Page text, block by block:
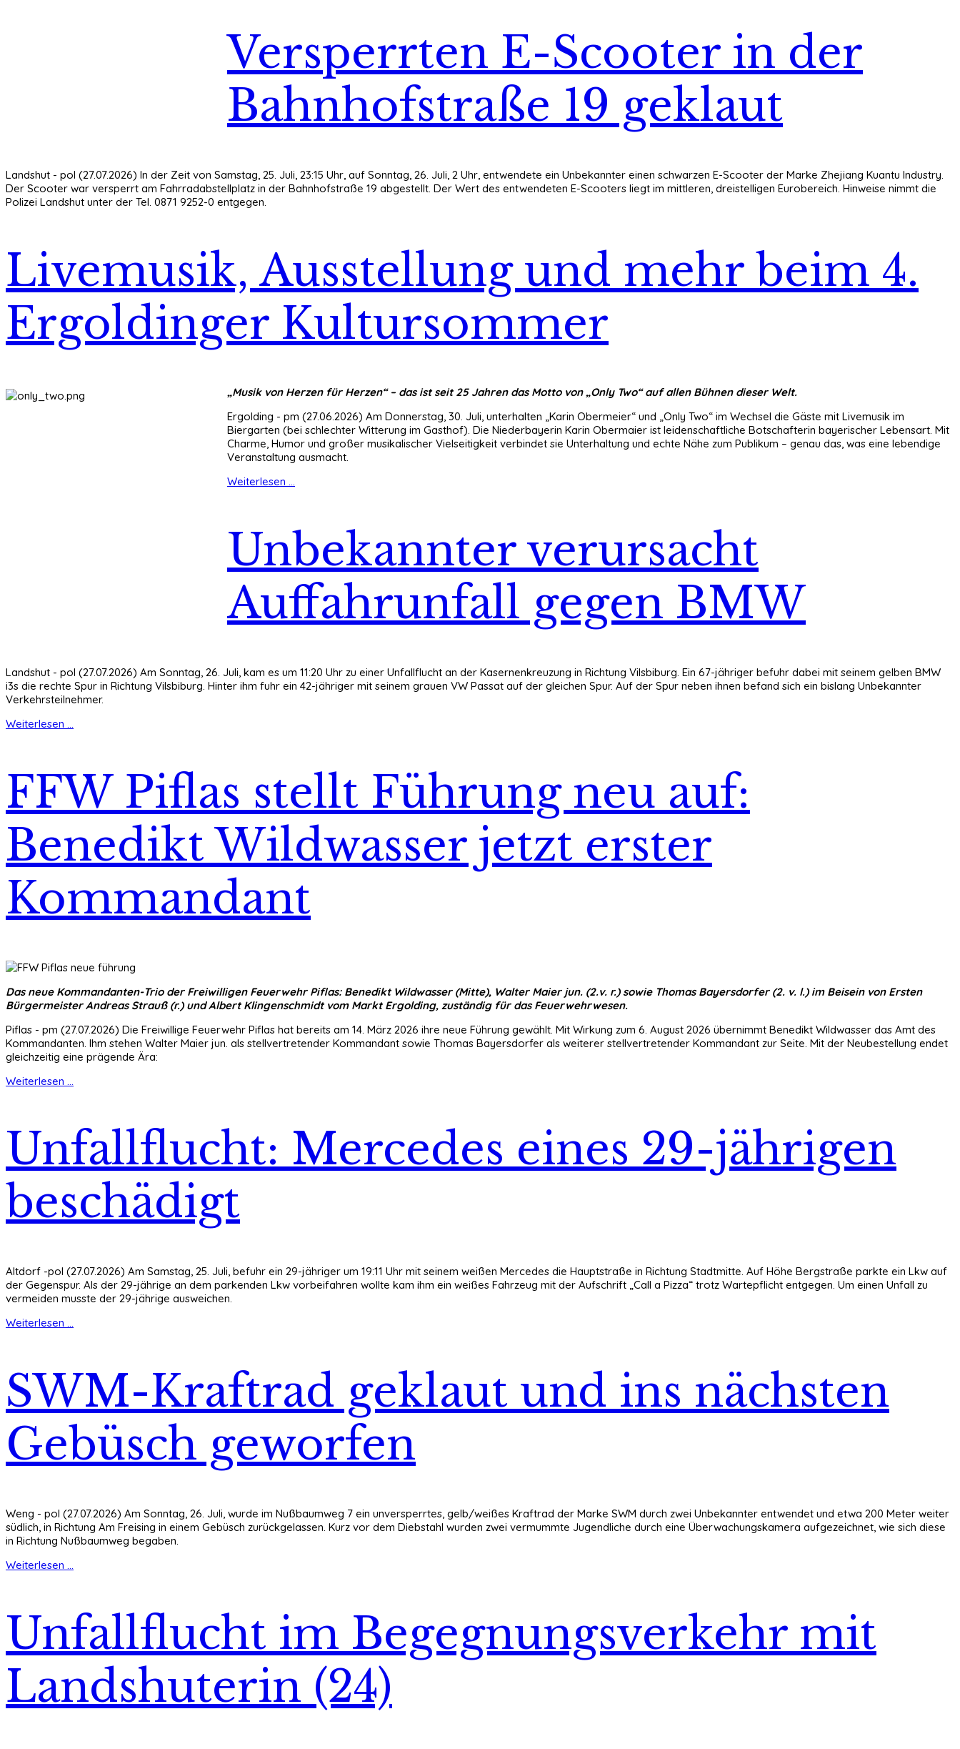
Versperrten E-Scooter in der
Bahnhofstraße 19 geklaut
Landshut - pol (27.07.2026) In der Zeit von Samstag, 25. Juli, 23:15 Uhr, auf Sonntag, 26. Juli, 2 Uhr, entwendete ein Unbekannter einen schwarzen E-Scooter der Marke Zhejiang Kuantu Industry.
Der Scooter war versperrt am Fahrradabstellplatz in der Bahnhofstraße 19 abgestellt. Der Wert des entwendeten E-Scooters liegt im mittleren, dreistelligen Eurobereich. Hinweise nimmt die
Polizei Landshut unter der Tel. 0871 9252-0 entgegen.
Livemusik, Ausstellung und mehr beim 4.
Ergoldinger Kultursommer
„Musik von Herzen für Herzen“ – das ist seit 25 Jahren das Motto von „Only Two“ auf allen Bühnen dieser Welt.
Ergolding - pm (27.06.2026) Am Donnerstag, 30. Juli, unterhalten „Karin Obermeier“ und „Only Two“ im Wechsel die Gäste mit Livemusik im
Biergarten (bei schlechter Witterung im Gasthof). Die Niederbayerin Karin Obermaier ist leidenschaftliche Botschafterin bayerischer Lebensart. Mit
Charme, Humor und großer musikalischer Vielseitigkeit verbindet sie Unterhaltung und echte Nähe zum Publikum – genau das, was eine lebendige
Veranstaltung ausmacht.
Weiterlesen ...
Unbekannter verursacht
Auffahrunfall gegen BMW
Landshut - pol (27.07.2026) Am Sonntag, 26. Juli, kam es um 11:20 Uhr zu einer Unfallflucht an der Kasernenkreuzung in Richtung Vilsbiburg. Ein 67-jähriger befuhr dabei mit seinem gelben BMW
i3s die rechte Spur in Richtung Vilsbiburg. Hinter ihm fuhr ein 42-jähriger mit seinem grauen VW Passat auf der gleichen Spur. Auf der Spur neben ihnen befand sich ein bislang Unbekannter
Verkehrsteilnehmer.
Weiterlesen ...
FFW Piflas stellt Führung neu auf:
Benedikt Wildwasser jetzt erster
Kommandant
Das neue Kommandanten-Trio der Freiwilligen Feuerwehr Piflas: Benedikt Wildwasser (Mitte), Walter Maier jun. (2.v. r.) sowie Thomas Bayersdorfer (2. v. l.) im Beisein von Ersten
Bürgermeister Andreas Strauß (r.) und Albert Klingenschmidt vom Markt Ergolding, zuständig für das Feuerwehrwesen.
Piflas - pm (27.07.2026) Die Freiwillige Feuerwehr Piflas hat bereits am 14. März 2026 ihre neue Führung gewählt. Mit Wirkung zum 6. August 2026 übernimmt Benedikt Wildwasser das Amt des
Kommandanten. Ihm stehen Walter Maier jun. als stellvertretender Kommandant sowie Thomas Bayersdorfer als weiterer stellvertretender Kommandant zur Seite. Mit der Neubestellung endet
gleichzeitig eine prägende Ära:
Weiterlesen ...
Unfallflucht: Mercedes eines 29-jährigen
beschädigt
Altdorf -pol (27.07.2026) Am Samstag, 25. Juli, befuhr ein 29-jähriger um 19:11 Uhr mit seinem weißen Mercedes die Hauptstraße in Richtung Stadtmitte. Auf Höhe Bergstraße parkte ein Lkw auf
der Gegenspur. Als der 29-jährige an dem parkenden Lkw vorbeifahren wollte kam ihm ein weißes Fahrzeug mit der Aufschrift „Call a Pizza“ trotz Wartepflicht entgegen. Um einen Unfall zu
vermeiden musste der 29-jährige ausweichen.
Weiterlesen ...
SWM-Kraftrad geklaut und ins nächsten
Gebüsch geworfen
Weng - pol (27.07.2026) Am Sonntag, 26. Juli, wurde im Nußbaumweg 7 ein unversperrtes, gelb/weißes Kraftrad der Marke SWM durch zwei Unbekannter entwendet und etwa 200 Meter weiter
südlich, in Richtung Am Freising in einem Gebüsch zurückgelassen. Kurz vor dem Diebstahl wurden zwei vermummte Jugendliche durch eine Überwachungskamera aufgezeichnet, wie sich diese
in Richtung Nußbaumweg begaben.
Weiterlesen ...
Unfallflucht im Begegnungsverkehr mit
Landshuterin (24)